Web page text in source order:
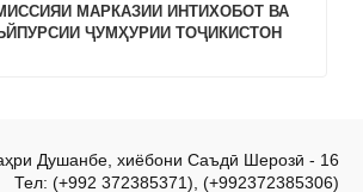
МАРКАЗИИ ИНТИХОБОТ ВА
ҶУМҲУРИИ ТОҶИКИСТОН
Душанбе, хиёбони Саъдӣ Шерозӣ - 16
Тел: (+992 372385371), (+992372385306)